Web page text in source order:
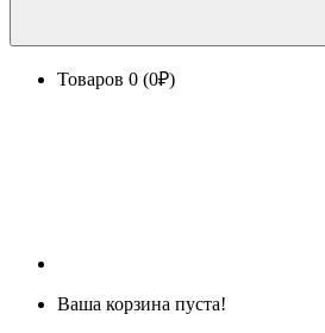
Товаров 0 (0₽)
Ваша корзина пуста!